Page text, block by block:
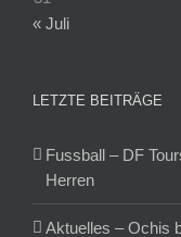
« Juli
LETZTE BEITRÄGE
Fussball – DF
Herren
Aktuelles – Ochis